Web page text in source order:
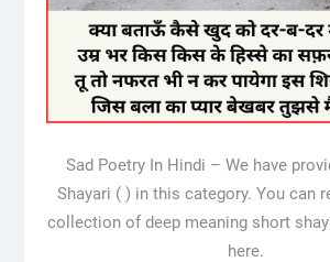
Sad Poetry In Hindi – We have
Shayari ( ) in this category. You can
collection of deep meaning short
here.